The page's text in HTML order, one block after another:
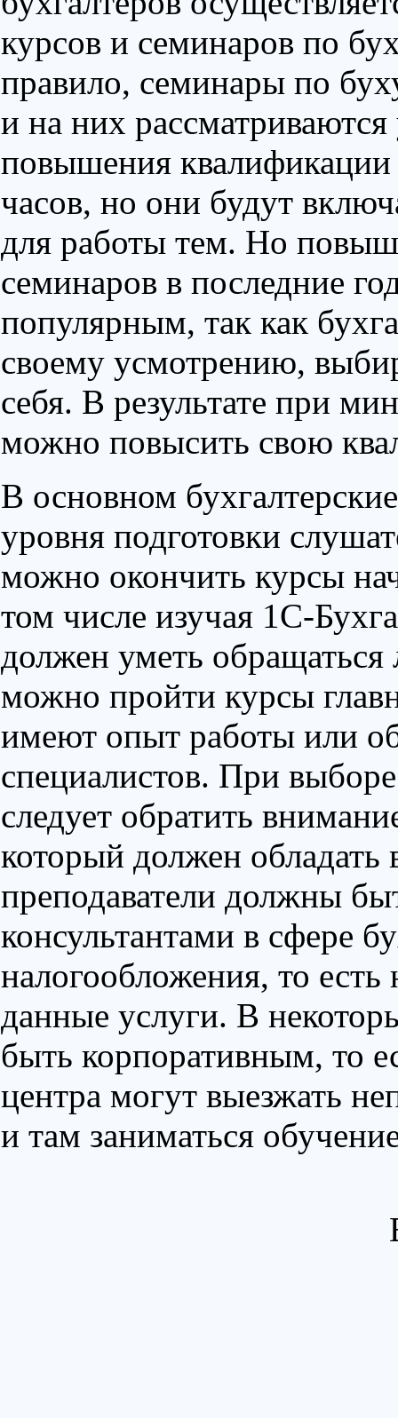
курсов и семинаров по
правило, семинары по
и на них
повышения квалификации
часов, но они будут
для работы тем. Но
семинаров в последние
популярным, так как
своему усмотрению,
себя. В результате при
можно повысить свою
В основном
уровня подготовки
можно окончить курсы
том числе изучая 1С-
должен уметь
можно пройти курсы
имеют опыт работы или
специалистов. При
следует обратить
который должен
преподаватели должны
консультантами в сфере
налогообложения, то есть
данные услуги. В
быть корпоративным, то
центра могут выезжать
и там заниматься